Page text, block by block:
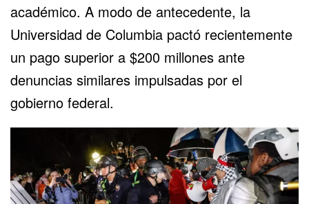
académico. A modo de antecedente, la
Universidad de Columbia pactó recientemente
un pago superior a $200 millones ante
denuncias similares impulsadas por el
gobierno federal.